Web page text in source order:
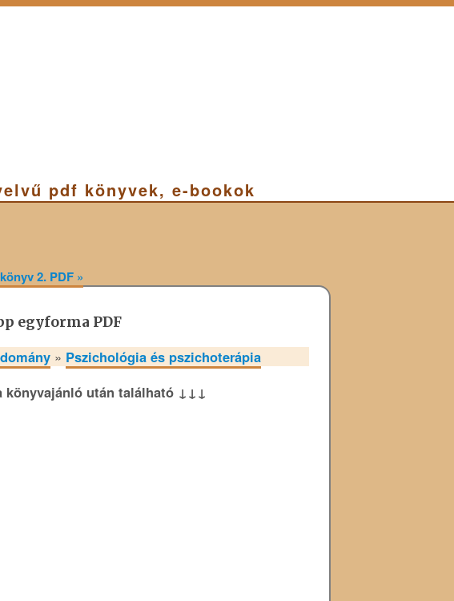
pdf könyvek, e-bookok
2. PDF »
egyforma PDF
» Pszichológia és pszichoterápia
után található ↓↓↓